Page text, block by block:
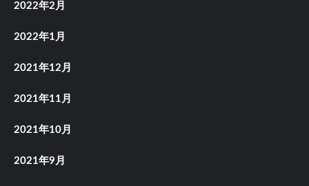
2022年2月
2022年1月
2021年12月
2021年11月
2021年10月
2021年9月